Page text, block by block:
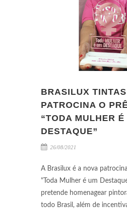
BRASILUX TINTAS
PATROCINA O
“TODA MULHER É
DESTAQUE”
26/08/2021
A Brasilux é a nova
"Toda Mulher é um
pretende homenagear
todo Brasil, além de